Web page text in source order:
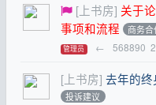
[上书房] 关于
事项和流程
商务合
管理员 ← 568890
[上书房] 去年的
投诉建议